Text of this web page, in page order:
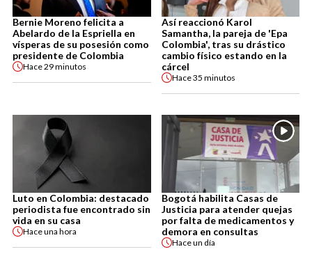
Bernie Moreno felicita a
Abelardo de la Espriella en
vísperas de su posesión como
presidente de Colombia
Hace29 minutos
Así reaccionó Karol
Samantha, la pareja de 'Epa
Colombia', tras su drástico
cambio físico estando en la
cárcel
Hace35 minutos
Luto en Colombia: destacado
periodista fue encontrado sin
vida en su casa
Haceuna hora
Bogotá habilita Casas de
Justicia para atender quejas
por falta de medicamentos y
demora en consultas
Haceun día